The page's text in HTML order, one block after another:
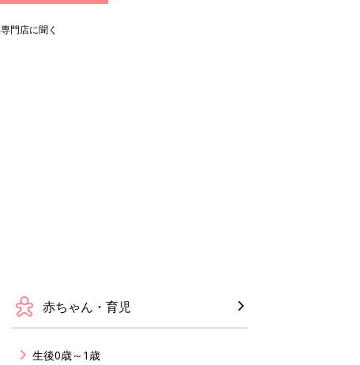
門店に聞く
赤ちゃん・育児
生後0歳～1歳